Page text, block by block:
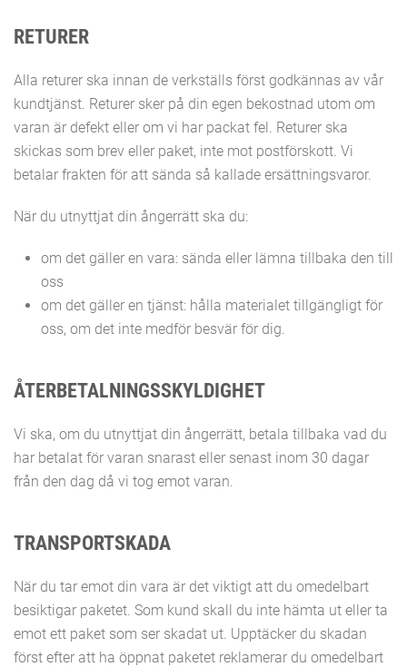
RETURER
Alla returer ska innan de verkställs först godkännas av vår
kundtjänst. Returer sker på din egen bekostnad utom om
varan är defekt eller om vi har packat fel. Returer ska
skickas som brev eller paket, inte mot postförskott. Vi
betalar frakten för att sända så kallade ersättningsvaror.
När du utnyttjat din ångerrätt ska du:
om det gäller en vara: sända eller lämna tillbaka den till
oss
om det gäller en tjänst: hålla materialet tillgängligt för
oss, om det inte medför besvär för dig.
ÅTERBETALNINGSSKYLDIGHET
Vi ska, om du utnyttjat din ångerrätt, betala tillbaka vad du
har betalat för varan snarast eller senast inom 30 dagar
från den dag då vi tog emot varan.
TRANSPORTSKADA
När du tar emot din vara är det viktigt att du omedelbart
besiktigar paketet. Som kund skall du inte hämta ut eller ta
emot ett paket som ser skadat ut. Upptäcker du skadan
först efter att ha öppnat paketet reklamerar du omedelbart